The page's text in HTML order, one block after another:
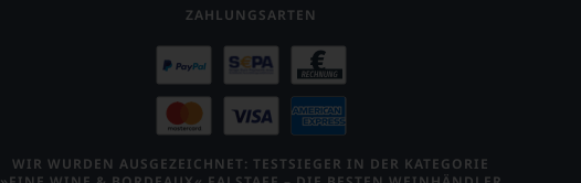
ZAHLUNGSARTEN
WIR WURDEN AUSGEZEICHNET: TESTSIEGER IN DER KATEGORIE